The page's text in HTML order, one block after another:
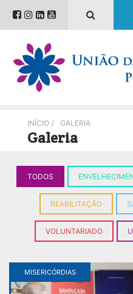
INÍCIO / GALERIA
Galeria
TODOS
REABILITAÇÃO
VOLUNTARIADO
MISERICÓRDIAS